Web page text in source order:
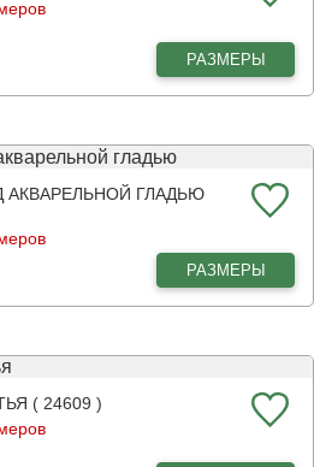
РАЗМЕРЫ
ГЛАДЬЮ
РАЗМЕРЫ
( 24609 )